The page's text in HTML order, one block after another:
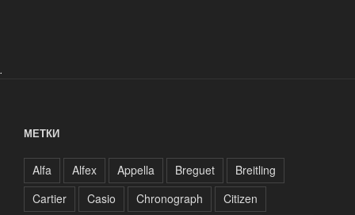
.
МЕТКИ
Alfa Alfex Appella Breguet
Breitling
Cartier
Casio Chronograph
Citizen